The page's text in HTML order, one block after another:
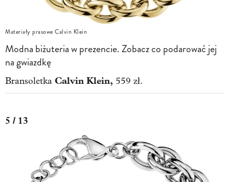
Materiały prasowe Calvin Klein
Modna biżuteria w prezencie. Zobacz co podarować jej
na gwiazdkę
Bransoletka Calvin Klein, 559 zł.
5 / 13